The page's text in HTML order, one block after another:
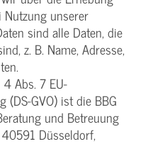
Nutzung unserer
sind alle Daten, die
z. B. Name, Adresse,
Abs. 7 EU-
(DS-GVO) ist die BBG
und Betreuung
Düsseldorf,